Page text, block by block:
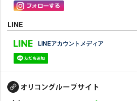
LINE
LINEアカウントメディア